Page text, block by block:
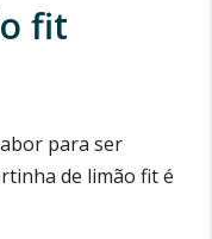
fit
para ser
de limão fit é